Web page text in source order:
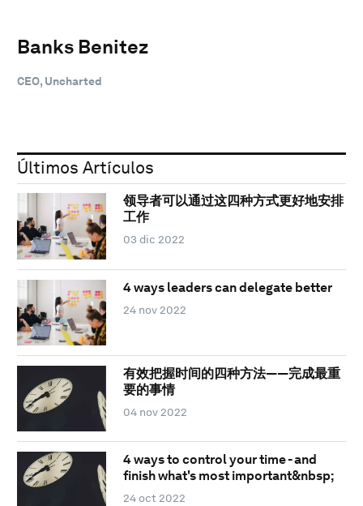
Banks Benitez
CEO, Uncharted
Últimos Artículos
领导者可以通过这四种方式更好地安排
工作
03 dic 2022
4 ways leaders can delegate better
24 nov 2022
有效把握时间的四种方法——完成最重
要的事情
04 nov 2022
4 ways to control your time - and
finish what's most important&nbsp;
24 oct 2022